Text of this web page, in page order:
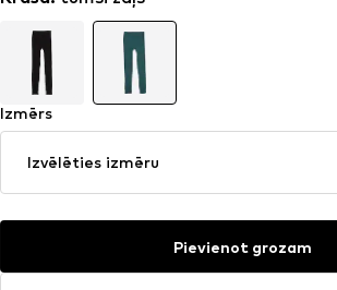
Izmērs
Izvēlēties izmēru
Pievienot grozam